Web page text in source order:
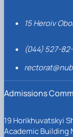
15 Heroiv
(044) 527-
Admissions
19 Horikhuvatskyi
Academic Building